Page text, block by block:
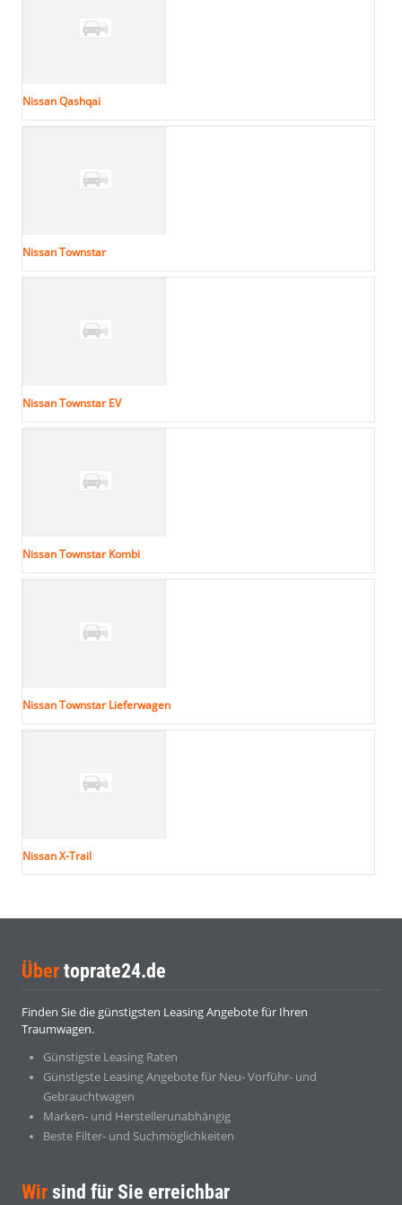
Nissan Qashqai
Nissan Townstar
Nissan Townstar EV
Nissan Townstar Kombi
Nissan Townstar Lieferwagen
Nissan X-Trail
Über toprate24.de
Finden Sie die günstigsten Leasing Angebote für Ihren
Traumwagen.
Günstigste Leasing Raten
Günstigste Leasing Angebote für Neu- Vorführ- und
Gebrauchtwagen
Marken- und Herstellerunabhängig
Beste Filter- und Suchmöglichkeiten
Wir sind für Sie erreichbar